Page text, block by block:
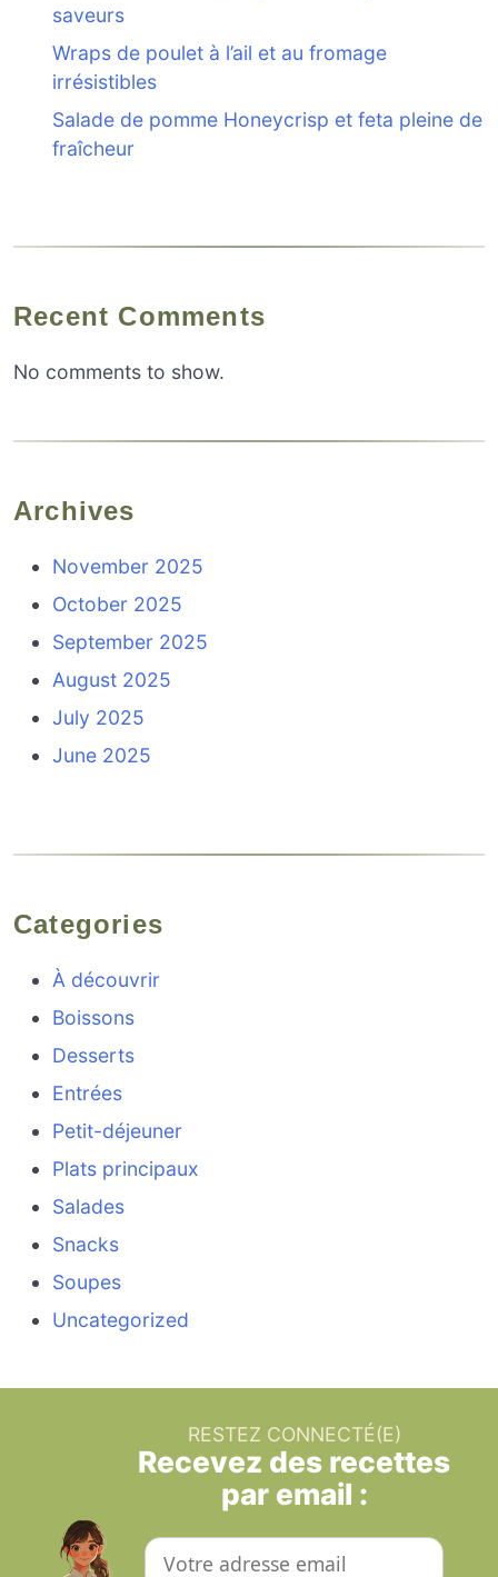
saveurs
Wraps de poulet à l’ail et au fromage
irrésistibles
Salade de pomme Honeycrisp et feta pleine de
fraîcheur
Recent Comments
No comments to show.
Archives
November 2025
October 2025
September 2025
August 2025
July 2025
June 2025
Categories
À découvrir
Boissons
Desserts
Entrées
Petit-déjeuner
Plats principaux
Salades
Snacks
Soupes
Uncategorized
RESTEZ CONNECTÉ(E)
Recevez des recettes
par email :